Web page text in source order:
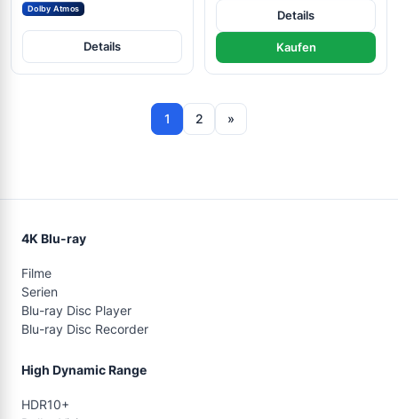
Dolby Atmos
Details
Details
Kaufen
1 2 »
4K Blu-ray
Filme
Serien
Blu-ray Disc Player
Blu-ray Disc Recorder
High Dynamic Range
HDR10+